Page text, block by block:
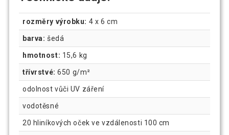
rozměry výrobku: 4 x 6 cm
barva: šedá
hmotnost: 15,6 kg
třívrstvé: 650 g/m²
odolnost vůči UV záření
vodotěsné
20 hliníkových oček ve vzdálenosti 100 cm